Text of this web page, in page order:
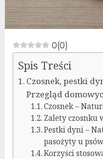
0(0)
Spis Treści
Czosnek, pestki
Przegląd
Czosnek –
Zalety czosnku
Pestki dyni –
pasożyty u psów
Korzyści